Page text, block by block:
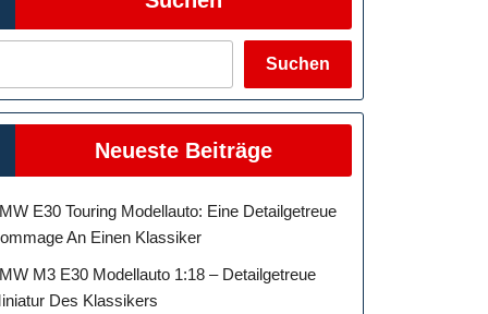
Suchen
Neueste Beiträge
E30 Touring Modellauto: Eine Detailgetreue
An Einen Klassiker
M3 E30 Modellauto 1:18 – Detailgetreue
Des Klassikers